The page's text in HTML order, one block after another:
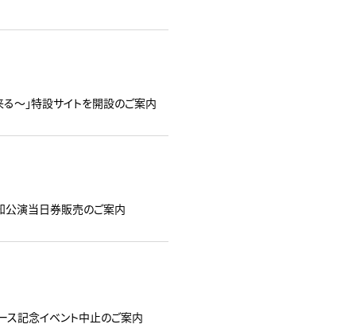
る～」特設サイトを開設のご案内
公演当日券販売のご案内
ス記念イベント中止のご案内